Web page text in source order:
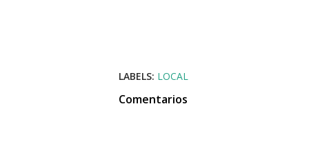
LABELS: LOCAL
Comentarios